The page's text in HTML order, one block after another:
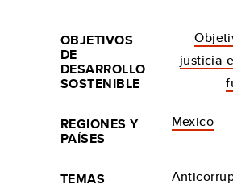
OBJETIVOS
DE
DESARROLLO
SOSTENIBLE
justicia
REGIONES Y
PAÍSES
Mexico
TEMAS